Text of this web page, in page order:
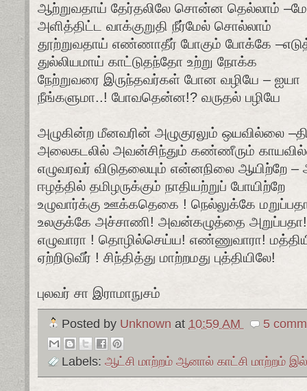
ஆற்றுவதாய் தேர்தலிலே சொன்ன தெல்லாம்
அளித்திட்ட வாக்குறுதி நீர்மேல் சொல்லாம்
தூற்றுவதாய் எண்ணாதீர் போகும் போக்கே
துல்லியமாய் காட்டுதந்தோ உற்று நோக்க
நேற்றுவரை இருந்தவர்கள் போன வழியே – ஐயா
நீங்களுமா..! போவதென்ன!? வருதல் பழியே
அழுகின்ற மீனவரின் அழுகுரலும் ஒயவில்லை
அலைகடலில் அவன்சிந்தும் கண்ணீரும்
எழுவரவர் விடுதலையும் என்னநிலை ஆயிற்றே
ஈழத்தில் தமிழருக்கும் நாதியற்றுப் போயிற்றே
உழுவார்க்கு ஊக்கதெகை ! நெல்லுக்கே
உலகுக்கே அச்சாணி! அவன்கழுத்தை அறுப்பதா!
எழுவாரா ! தொழில்செய்ய! எண்ணுவாரா!
ஏற்றிடுவீர் ! சிந்தித்து மாற்றமது புத்தியிலே!
புலவர் சா இராமாநுசம்
Posted by Unknown at 10:59 AM 5
Labels: ஆட்சி மாற்றம் ஆனால் காட்சி மாற்றம்